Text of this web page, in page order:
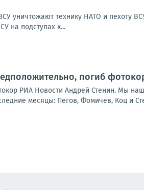
уничтожают технику НАТО и пехоту
на подступах к...
погиб
РИА Новости Андрей Стенин. Мы
месяцы: Пегов, Фомичев, Коц и